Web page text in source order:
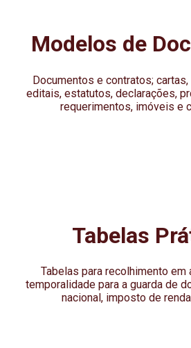
Modelos de
Documentos e contratos;
editais, estatutos, declarações,
requerimentos, imóveis e
Tabelas
Tabelas para recolhimento em
temporalidade para a guarda de
nacional, imposto de